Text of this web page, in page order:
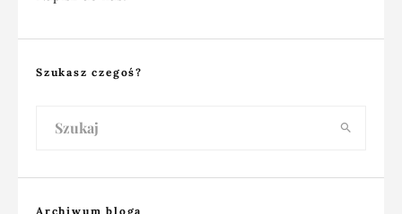
Szukasz czegoś?
Archiwum bloga